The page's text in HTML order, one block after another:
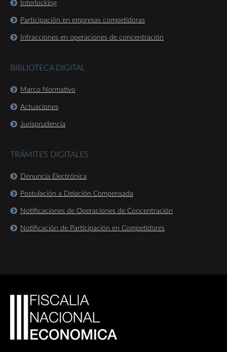
Interlocking
Participación en empresas competidoras
Infracciones en operaciones de concentración
BIBLIOTECA DIGITAL
Marco Normativo
Actuaciones
Jurisprudencia
TRÁMITES DIGITALES
Denuncia Electrónica
Postulación a Delación Compensada
Notificaciones de Operaciones de Concentración
Notificación de Participación en Competidores